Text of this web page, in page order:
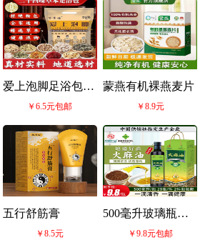
爱上泡脚足浴包
￥6.5元包邮
蒙燕有机裸燕麦片
￥8.9元
五行舒筋膏
￥8.5元
500毫升玻璃瓶火
￥9.8元包邮